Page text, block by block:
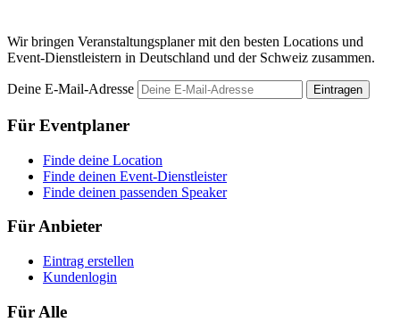
Wir bringen Veranstaltungsplaner mit den besten Locations und
Event-Dienstleistern in Deutschland und der Schweiz zusammen.
Deine E-Mail-Adresse Eintragen
Für Eventplaner
Finde deine Location
Finde deinen Event-Dienstleister
Finde deinen passenden Speaker
Für Anbieter
Eintrag erstellen
Kundenlogin
Für Alle